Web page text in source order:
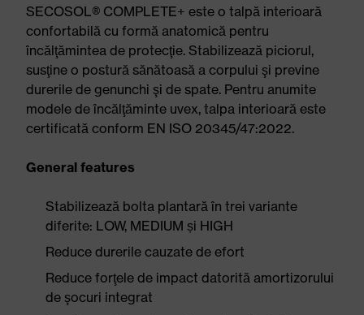
SECOSOL® COMPLETE+ este o talpă interioară
confortabilă cu formă anatomică pentru
încălţămintea de protecţie. Stabilizează piciorul,
susţine o postură sănătoasă a corpului şi previne
durerile de genunchi şi de spate. Pentru anumite
modele de încălţăminte uvex, talpa interioară este
certificată conform EN ISO 20345/47:2022.
General features
Stabilizează bolta plantară în trei variante
diferite: LOW, MEDIUM și HIGH
Reduce durerile cauzate de efort
Reduce forţele de impact datorită amortizorului
de şocuri integrat